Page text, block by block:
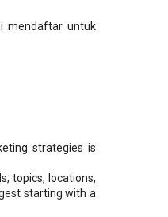
mendaftar untuk
strategies is
topics, locations,
starting with a